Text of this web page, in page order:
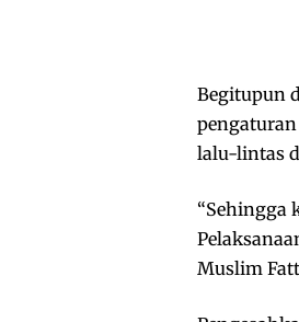
Begitupun
lalu-lintas
“Sehingga
Muslim